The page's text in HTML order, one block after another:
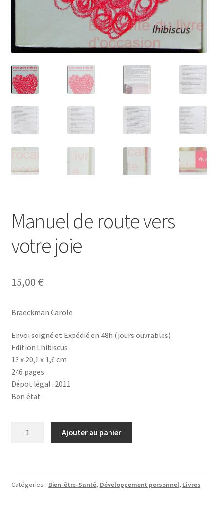
Manuel de route vers
votre joie
15,00 €
Braeckman Carole
Envoi soigné et Expédié en 48h (jours ouvrables)
Edition Lhibiscus
13 x 20,1 x 1,6 cm
246 pages
Dépot légal : 2011
Bon état
vers
Ajouter au panier
Catégories : Bien-être-Santé, Développement personnel, Livres